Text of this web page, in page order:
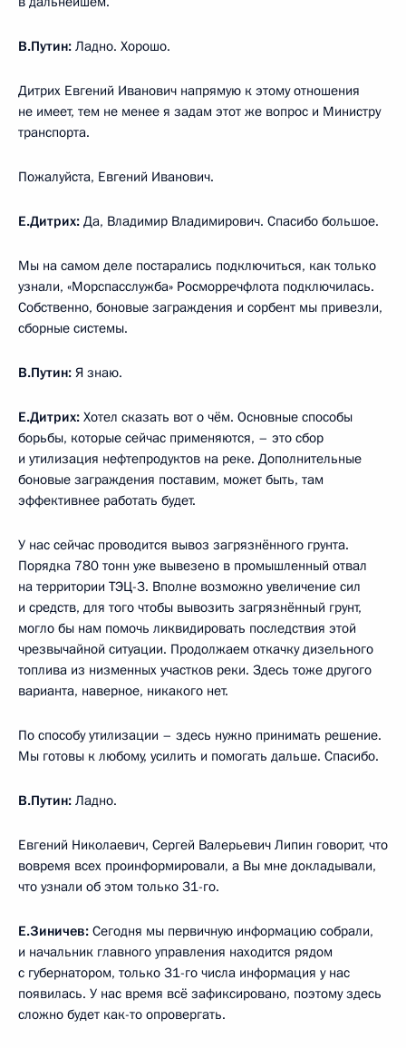
В.Путин: Ладно. Хорошо.
Дитрих Евгений Иванович напрямую к этому отношения
не имеет, тем не менее я задам этот же вопрос и Министру
транспорта.
Пожалуйста, Евгений Иванович.
Е.Дитрих: Да, Владимир Владимирович. Спасибо большое.
Мы на самом деле постарались подключиться, как только
узнали, «Морспасслужба» Росморречфлота подключилась.
Собственно, боновые заграждения и сорбент мы привезли,
сборные системы.
В.Путин: Я знаю.
Е.Дитрих: Хотел сказать вот о чём. Основные способы
борьбы, которые сейчас применяются, – это сбор
и утилизация нефтепродуктов на реке. Дополнительные
боновые заграждения поставим, может быть, там
эффективнее работать будет.
У нас сейчас проводится вывоз загрязнённого грунта.
Порядка 780 тонн уже вывезено в промышленный отвал
на территории ТЭЦ-3. Вполне возможно увеличение сил
и средств, для того чтобы вывозить загрязнённый грунт,
могло бы нам помочь ликвидировать последствия этой
чрезвычайной ситуации. Продолжаем откачку дизельного
топлива из низменных участков реки. Здесь тоже другого
варианта, наверное, никакого нет.
По способу утилизации – здесь нужно принимать решение.
Мы готовы к любому, усилить и помогать дальше. Спасибо.
В.Путин: Ладно.
Евгений Николаевич, Сергей Валерьевич Липин говорит, что
вовремя всех проинформировали, а Вы мне докладывали,
что узнали об этом только 31-го.
Е.Зиничев: Сегодня мы первичную информацию собрали,
и начальник главного управления находится рядом
с губернатором, только 31-го числа информация у нас
появилась. У нас время всё зафиксировано, поэтому здесь
сложно будет как-то опровергать.